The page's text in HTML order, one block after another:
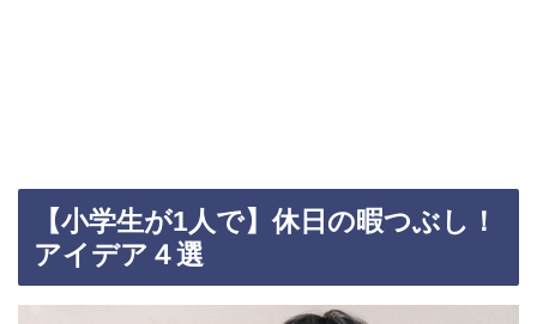
【小学生が1人で】休日の暇つぶし！
アイデア４選